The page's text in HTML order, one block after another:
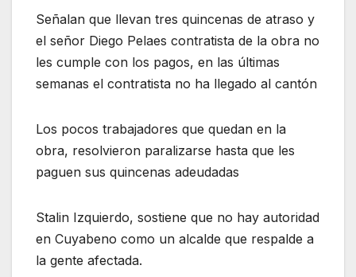
Señalan que llevan tres quincenas de atraso y
el señor Diego Pelaes contratista de la obra no
les cumple con los pagos, en las últimas
semanas el contratista no ha llegado al cantón
Los pocos trabajadores que quedan en la
obra, resolvieron paralizarse hasta que les
paguen sus quincenas adeudadas
Stalin Izquierdo, sostiene que no hay autoridad
en Cuyabeno como un alcalde que respalde a
la gente afectada.